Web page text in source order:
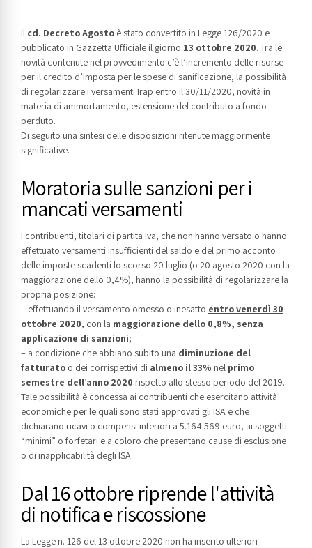
Il cd. Decreto Agosto è stato convertito in Legge 126/2020 e
pubblicato in Gazzetta Ufficiale il giorno 13 ottobre 2020. Tra le
novità contenute nel provvedimento c’è l’incremento delle risorse
per il credito d’imposta per le spese di sanificazione, la possibilità
di regolarizzare i versamenti Irap entro il 30/11/2020, novità in
materia di ammortamento, estensione del contributo a fondo
perduto.
Di seguito una sintesi delle disposizioni ritenute maggiormente
significative.
Moratoria sulle sanzioni per i
mancati versamenti
I contribuenti, titolari di partita Iva, che non hanno versato o hanno
effettuato versamenti insufficienti del saldo e del primo acconto
delle imposte scadenti lo scorso 20 luglio (o 20 agosto 2020 con la
maggiorazione dello 0,4%), hanno la possibilità di regolarizzare la
propria posizione:
– effettuando il versamento omesso o inesatto entro venerdì 30
ottobre 2020, con la maggiorazione dello 0,8%, senza
applicazione di sanzioni;
– a condizione che abbiano subito una diminuzione del
fatturato o dei corrispettivi di almeno il 33% nel primo
semestre dell’anno 2020 rispetto allo stesso periodo del 2019.
Tale possibilità è concessa ai contribuenti che esercitano attività
economiche per le quali sono stati approvati gli ISA e che
dichiarano ricavi o compensi inferiori a 5.164.569 euro, ai soggetti
“minimi” o forfetari e a coloro che presentano cause di esclusione
o di inapplicabilità degli ISA.
Dal 16 ottobre riprende l'attività
di notifica e riscossione
La Legge n. 126 del 13 ottobre 2020 non ha inserito ulteriori